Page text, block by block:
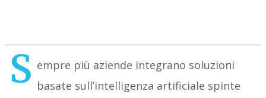
S empre più aziende integrano soluzioni
basate sull’intelligenza artificiale spinte